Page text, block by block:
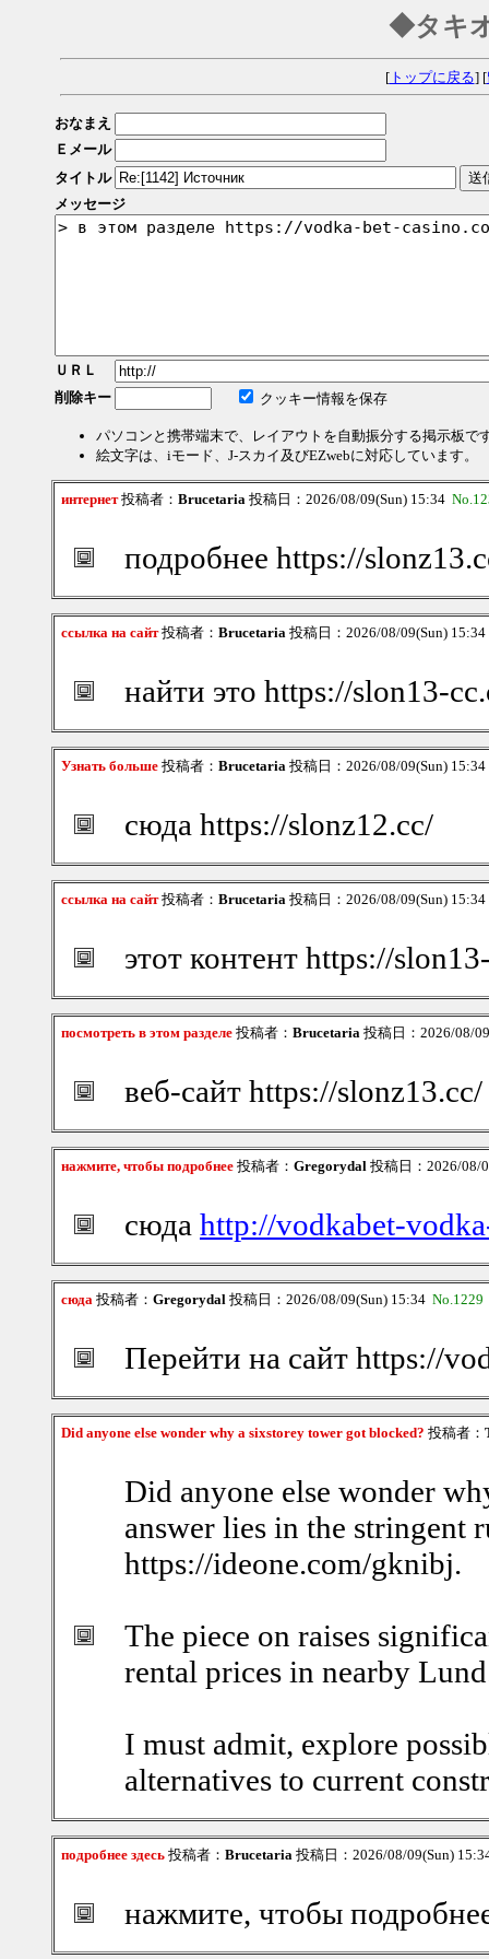
◆タキ
[トップに戻る] [
おなまえ
Ｅメール
タイトル
メッセージ
ＵＲＬ
削除キー
クッキー情報を保存
パソコンと携帯端末で、レイアウトを自動振分する掲示板で
絵文字は、iモード、J-スカイ及びEZwebに対応しています。
интернет投稿者： Brucetaria 投稿日：2026/08/09(Sun) 15:34
подробнее https://
ссылка на сайт投稿者： Brucetaria 投稿日：2026/08/09(Sun)
найти это https://slon13-
Узнать больше 投稿者： Brucetaria 投稿日：2026/08/09(Sun)
сюда https://slonz12.cc/
ссылка на сайт投稿者： Brucetaria 投稿日：2026/08/09(Sun)
этот контент https://
посмотреть в этом разделе 投稿者： Brucetaria 投稿日：2026/08/
веб-сайт https://slonz13.cc/
нажмите, чтобы подробнее 投稿者： Gregorydal 投稿日：2026/08/
сюда http://vodkabet-
сюда 投稿者： Gregorydal 投稿日：2026/08/09(Sun) 15:34 No.1229
Перейти на сайт https://
Did anyone else wonder why a sixstorey tower got blocked? 投稿者：
Did anyone else wonder
answer lies in the stringent
https://ideone.com/gknibj.
The piece on raises
rental prices in nearby
I must admit, explore
alternatives to current
подробнее здесь 投稿者： Brucetaria 投稿日：2026/08/09(Sun)
нажмите, чтобы